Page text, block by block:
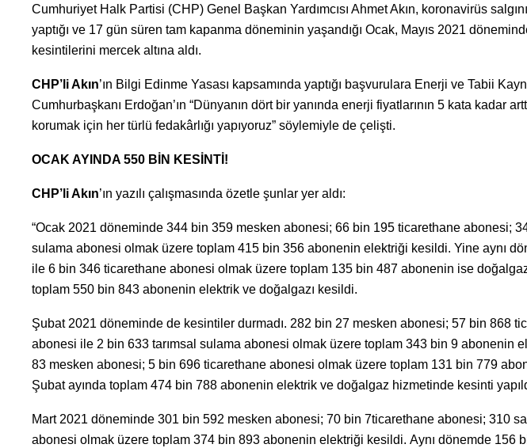
Cumhuriyet Halk Partisi (CHP) Genel Başkan Yardımcısı Ahmet Akın, koronavirüs
yaptığı ve 17 gün süren tam kapanma döneminin yaşandığı Ocak, Mayıs 2021
kesintilerini mercek altına aldı.
CHP’li Akın’ın Bilgi Edinme Yasası kapsamında yaptığı başvurulara Enerji ve Tabii
Cumhurbaşkanı Erdoğan’ın “Dünyanın dört bir yanında enerji fiyatlarının 5 kata kadar
korumak için her türlü fedakârlığı yapıyoruz” söylemiyle de çelişti.
OCAK AYINDA 550 BİN KESİNTİ!
CHP’li Akın’ın yazılı çalışmasında özetle şunlar yer aldı:
“Ocak 2021 döneminde 344 bin 359 mesken abonesi; 66 bin 195 ticarethane abonesi;
sulama abonesi olmak üzere toplam 415 bin 356 abonenin elektriği kesildi. Yine aynı
ile 6 bin 346 ticarethane abonesi olmak üzere toplam 135 bin 487 abonenin ise
toplam 550 bin 843 abonenin elektrik ve doğalgazı kesildi.
Şubat 2021 döneminde de kesintiler durmadı. 282 bin 27 mesken abonesi; 57 bin 868
abonesi ile 2 bin 633 tarımsal sulama abonesi olmak üzere toplam 343 bin 9 abonenin
83 mesken abonesi; 5 bin 696 ticarethane abonesi olmak üzere toplam 131 bin 779
Şubat ayında toplam 474 bin 788 abonenin elektrik ve doğalgaz hizmetinde kesinti
Mart 2021 döneminde 301 bin 592 mesken abonesi; 70 bin 7ticarethane abonesi; 310
abonesi olmak üzere toplam 374 bin 893 abonenin elektriği kesildi. Aynı dönemde 156